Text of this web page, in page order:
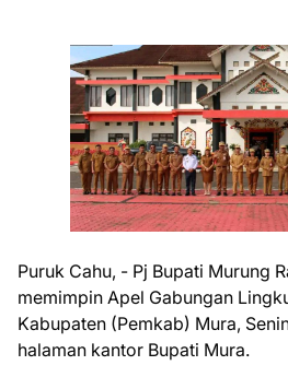
Puruk Cahu, - Pj Bupati Murung
memimpin Apel Gabungan
Kabupaten (Pemkab) Mura,
halaman kantor Bupati Mura.